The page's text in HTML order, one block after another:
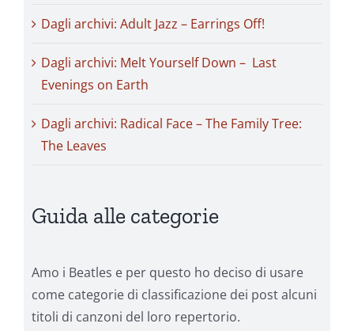
Dagli archivi: Adult Jazz – Earrings Off!
Dagli archivi: Melt Yourself Down – Last
Evenings on Earth
Dagli archivi: Radical Face – The Family Tree:
The Leaves
Guida alle categorie
Amo i Beatles e per questo ho deciso di usare
come categorie di classificazione dei post alcuni
titoli di canzoni del loro repertorio.